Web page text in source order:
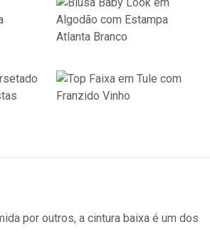
por outros, a cintura baixa é um dos